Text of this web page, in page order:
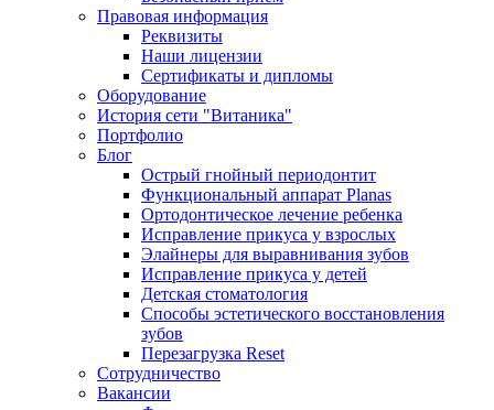
Правовая информация
Реквизиты
Наши лицензии
Сертификаты и дипломы
Оборудование
История сети "Витаника"
Портфолио
Блог
Острый гнойный периодонтит
Функциональный аппарат Planas
Ортодонтическое лечение ребенка
Исправление прикуса у взрослых
Элайнеры для выравнивания зубов
Исправление прикуса у детей
Детская стоматология
Способы эстетического восстановления
зубов
Перезагрузка Reset
Сотрудничество
Вакансии